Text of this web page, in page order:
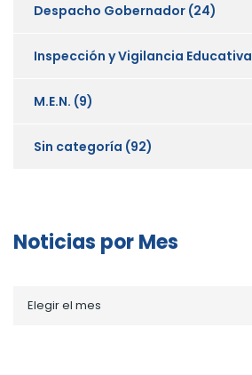
Despacho Gobernador (24)
Inspección y Vigilancia Educativa
M.E.N. (9)
Sin categoría (92)
Noticias por Mes
porElegir el mes